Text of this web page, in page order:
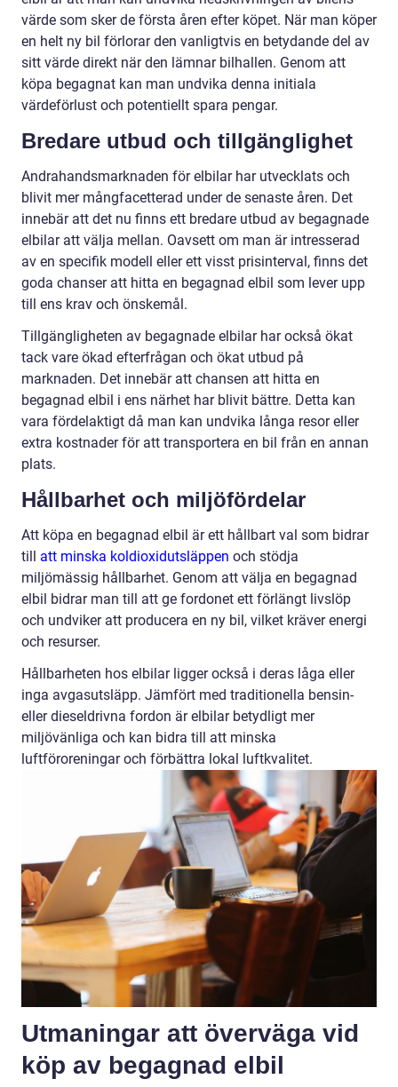
värde som sker de första åren efter köpet. När man köper
en helt ny bil förlorar den vanligtvis en betydande del av
sitt värde direkt när den lämnar bilhallen. Genom att
köpa begagnat kan man undvika denna initiala
värdeförlust och potentiellt spara pengar.
Bredare utbud och tillgänglighet
Andrahandsmarknaden för elbilar har utvecklats och
blivit mer mångfacetterad under de senaste åren. Det
innebär att det nu finns ett bredare utbud av begagnade
elbilar att välja mellan. Oavsett om man är intresserad
av en specifik modell eller ett visst prisinterval, finns det
goda chanser att hitta en begagnad elbil som lever upp
till ens krav och önskemål.
Tillgängligheten av begagnade elbilar har också ökat
tack vare ökad efterfrågan och ökat utbud på
marknaden. Det innebär att chansen att hitta en
begagnad elbil i ens närhet har blivit bättre. Detta kan
vara fördelaktigt då man kan undvika långa resor eller
extra kostnader för att transportera en bil från en annan
plats.
Hållbarhet och miljöfördelar
Att köpa en begagnad elbil är ett hållbart val som bidrar
till att minska koldioxidutsläppen och stödja
miljömässig hållbarhet. Genom att välja en begagnad
elbil bidrar man till att ge fordonet ett förlängt livslöp
och undviker att producera en ny bil, vilket kräver energi
och resurser.
Hållbarheten hos elbilar ligger också i deras låga eller
inga avgasutsläpp. Jämfört med traditionella bensin-
eller dieseldrivna fordon är elbilar betydligt mer
miljövänliga och kan bidra till att minska
luftföroreningar och förbättra lokal luftkvalitet.
Utmaningar att överväga vid
köp av begagnad elbil